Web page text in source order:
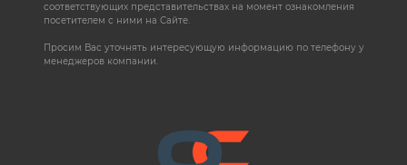
соответствующих представительствах на момент ознакомления
посетителем с ними на Сайте.
Просим Вас уточнять интересующую информацию по телефону у
менеджеров компании.